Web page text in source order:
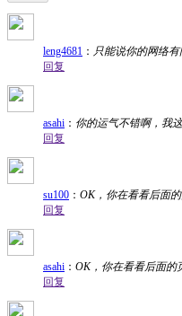
leng4681 ： 只能说你的网络
回复
asahi ： 你的运气不错啊，我
回复
su100 ： OK，你在看看后面
回复
asahi ： OK，你在看看后面的
回复